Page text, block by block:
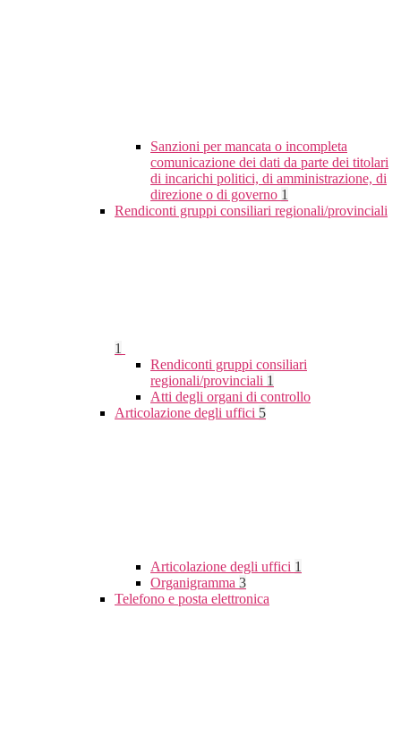
Sanzioni per mancata o incompleta
comunicazione dei dati da parte dei titolari
di incarichi politici, di amministrazione, di
direzione o di governo 1
Rendiconti gruppi consiliari regionali/provinciali
1
Rendiconti gruppi consiliari
regionali/provinciali 1
Atti degli organi di controllo
Articolazione degli uffici 5
Articolazione degli uffici 1
Organigramma 3
Telefono e posta elettronica